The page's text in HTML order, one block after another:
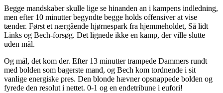
Begge mandskaber skulle lige se hinanden an i kampens indledning,
men efter 10 minutter begyndte begge holds offensiver at vise
tænder. Først et nærgående hjørnespark fra hjemmeholdet, Så lidt
Links og Bech-forsøg. Det lignede ikke en kamp, der ville slutte
uden mål.
Og mål, det kom der. Efter 13 minutter trampede Dammers rundt
med bolden som bagerste mand, og Bech kom tordnende i sit
vanlige energiske pres. Den blonde hævner opsnappede bolden og
fyrede den resolut i nettet. 0-1 og en endetribune i eufori!